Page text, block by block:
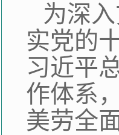
为深
实党的
习近平
作体系
美劳全